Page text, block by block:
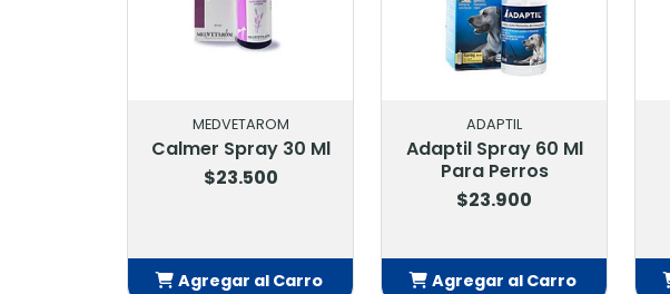
MEDVETAROM
Calmer Spray 30 Ml
$23.500
Agregar al Carro
ADAPTIL
Adaptil Spray 60 Ml
Para Perros
$23.900
Agregar al Carro